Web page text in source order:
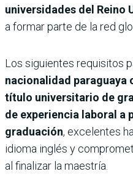
universidades del Reino
a formar parte de la red
Los siguientes requisitos
nacionalidad paraguaya
título universitario de
de experiencia laboral a
graduación, excelentes
idioma inglés y
al finalizar la maestría.